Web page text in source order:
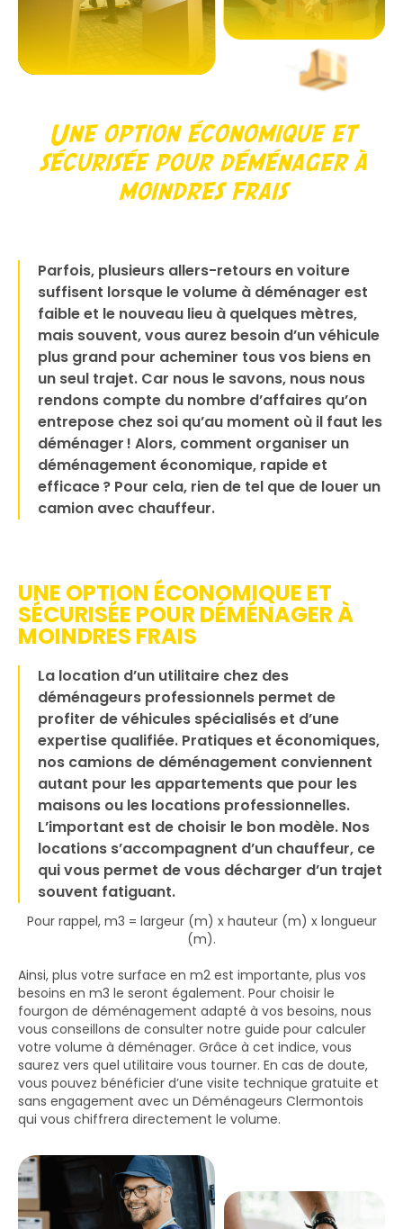
Une option économique et
sécurisée pour déménager à
moindres frais
Parfois, plusieurs allers-retours en voiture
suffisent lorsque le volume à déménager est
faible et le nouveau lieu à quelques mètres,
mais souvent, vous aurez besoin d’un véhicule
plus grand pour acheminer tous vos biens en
un seul trajet. Car nous le savons, nous nous
rendons compte du nombre d’affaires qu’on
entrepose chez soi qu’au moment où il faut les
déménager ! Alors, comment organiser un
déménagement économique, rapide et
efficace ? Pour cela, rien de tel que de louer un
camion avec chauffeur.
UNE OPTION ÉCONOMIQUE ET
SÉCURISÉE POUR DÉMÉNAGER À
MOINDRES FRAIS
La location d’un utilitaire chez des
déménageurs professionnels permet de
profiter de véhicules spécialisés et d’une
expertise qualifiée. Pratiques et économiques,
nos camions de déménagement conviennent
autant pour les appartements que pour les
maisons ou les locations professionnelles.
L’important est de choisir le bon modèle. Nos
locations s’accompagnent d’un chauffeur, ce
qui vous permet de vous décharger d’un trajet
souvent fatiguant.
Pour rappel, m3 = largeur (m) x hauteur (m) x longueur
(m).
Ainsi, plus votre surface en m2 est importante, plus vos
besoins en m3 le seront également. Pour choisir le
fourgon de déménagement adapté à vos besoins, nous
vous conseillons de consulter notre guide pour calculer
votre volume à déménager. Grâce à cet indice, vous
saurez vers quel utilitaire vous tourner. En cas de doute,
vous pouvez bénéficier d’une visite technique gratuite et
sans engagement avec un Déménageurs Clermontois
qui vous chiffrera directement le volume.